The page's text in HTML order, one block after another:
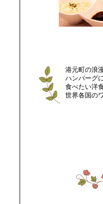
港元町の浪
ハンバーグ
食べたい洋
世界各国の